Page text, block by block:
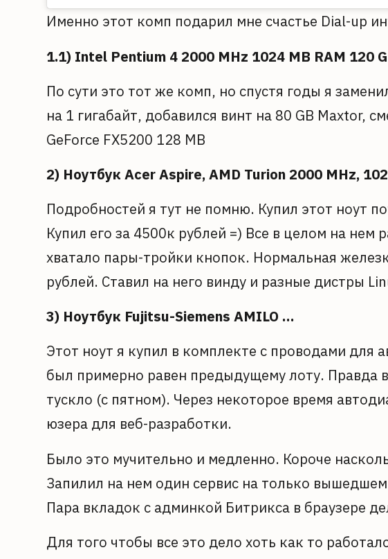
Именно этот комп подарил мне счастье Dial-up
1.1) Intel Pentium 4 2000 MHz 1024 MB RAM 120
По сути это тот же комп, но спустя годы я
на 1 гигабайт, добавился винт на 80 GB Maxtor,
GeForce FX5200 128 MB
2) Ноутбук Acer Aspire, AMD Turion 2000 MHz,
Подробностей я тут не помню. Купил этот ноут
Купил его за 4500к рублей =) Все в целом на
хватало пары-тройки кнопок. Нормальная
рублей. Ставил на него винду и разные дистры
3) Ноутбук Fujitsu-Siemens AMILO …
Этот ноут я купил в комплекте с проводами для
был примерно равен предыдущему лоту. Правда
тускло (с пятном). Через некоторое время
юзера для веб-разработки.
Было это мучительно и медленно. Короче
Запилил на нем один сервис на только
Пара вкладок с админкой Битрикса в браузере
Для того чтобы все это дело хоть как то